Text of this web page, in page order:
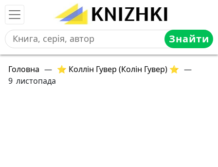
Знайти
Головна — ⭐ Коллін Гувер (Колін Гувер) ⭐ —
9 листопада